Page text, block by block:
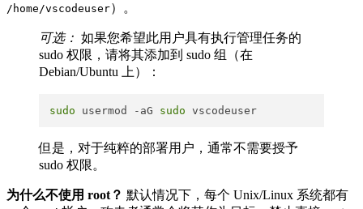
/home/vscodeuser​）。
可选： 如果您希望此用户具有执行管理任务的
sudo 权限，请将其添加到 sudo 组（在
Debian/Ubuntu 上）：
sudo usermod -aG sudo
但是，对于纯粹的部署用户，通常不需要授予
sudo 权限。
为什么不使用 root？ 默认情况下，每个 Unix/Linux 系统都有